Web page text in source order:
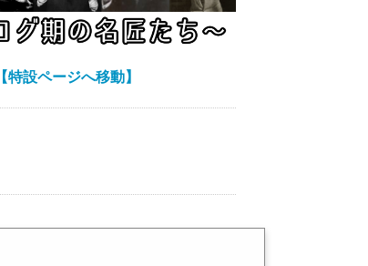
【特設ページへ移動】